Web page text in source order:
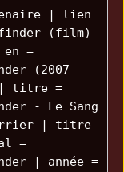
| lien
(film)
=
(2007
titre =
- Le Sang
| titre
=
| année =